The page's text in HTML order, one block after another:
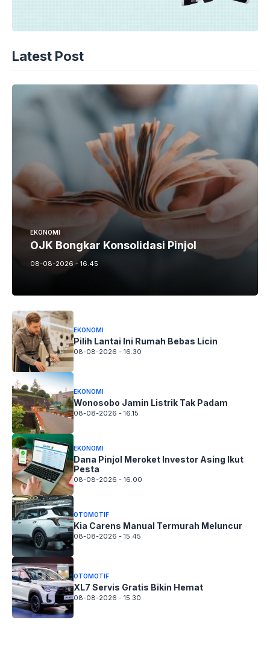
Latest Post
EKONOMI
OJK Bongkar Konsolidasi Pinjol
08-08-2026 - 16.45
EKONOMI
Pilih Lantai Ini Rumah Bebas Licin
08-08-2026 - 16.30
EKONOMI
Wonosobo Jamin Listrik Tak Padam
08-08-2026 - 16.15
EKONOMI
Dana Pinjol Meroket Investor Asing Ikut
Pesta
08-08-2026 - 16.00
OTOMOTIF
Kia Carens Manual Termurah Meluncur
08-08-2026 - 15.45
OTOMOTIF
XL7 Servis Gratis Bikin Hemat
08-08-2026 - 15.30